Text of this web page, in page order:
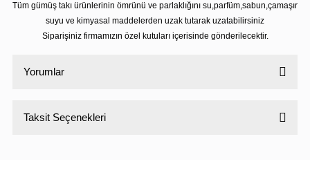
Tüm gümüş takı ürünlerinin ömrünü ve parlaklığını su,parfüm,sabun,çamaşır
suyu ve kimyasal maddelerden uzak tutarak uzatabilirsiniz
Siparişiniz firmamızın özel kutuları içerisinde gönderilecektir.
Yorumlar
Taksit Seçenekleri